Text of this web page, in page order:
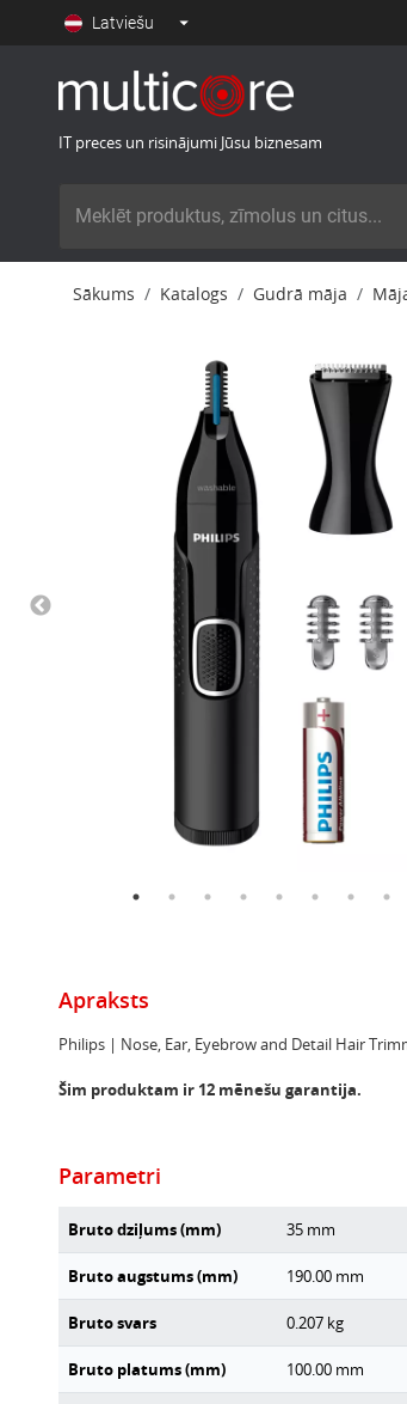
Latviešu
IT preces un risinājumi Jūsu biznesam
Sākums Katalogs Gudrā māja
Apraksts
Philips | Nose, Ear, Eyebrow and Detail Hair
Šim produktam ir 12 mēnešu garantija.
Parametri
Bruto dziļums (mm) 35 mm
Bruto augstums (mm) 190.00 mm
Bruto svars 0.207 kg
Bruto platums (mm) 100.00 mm